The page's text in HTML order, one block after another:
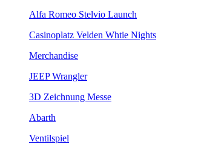
Alfa Romeo Stelvio Launch
Casinoplatz Velden Whtie Nights
Merchandise
JEEP Wrangler
3D Zeichnung Messe
Abarth
Ventilspiel